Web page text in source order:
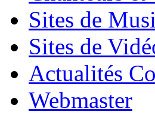
Sites de
Sites de
Actualités
Webmaster